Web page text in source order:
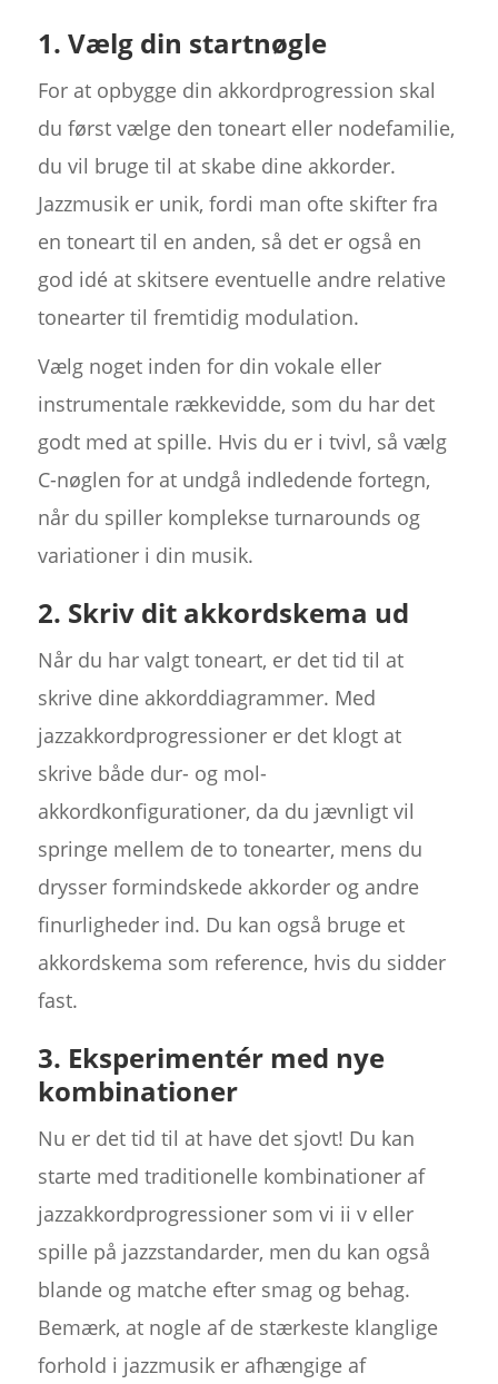
1. Vælg din startnøgle
For at opbygge din akkordprogression skal
du først vælge den toneart eller nodefamilie,
du vil bruge til at skabe dine akkorder.
Jazzmusik er unik, fordi man ofte skifter fra
en toneart til en anden, så det er også en
god idé at skitsere eventuelle andre relative
tonearter til fremtidig modulation.
Vælg noget inden for din vokale eller
instrumentale rækkevidde, som du har det
godt med at spille. Hvis du er i tvivl, så vælg
C-nøglen for at undgå indledende fortegn,
når du spiller komplekse turnarounds og
variationer i din musik.
2. Skriv dit akkordskema ud
Når du har valgt toneart, er det tid til at
skrive dine akkorddiagrammer. Med
jazzakkordprogressioner er det klogt at
skrive både dur- og mol-
akkordkonfigurationer, da du jævnligt vil
springe mellem de to tonearter, mens du
drysser formindskede akkorder og andre
finurligheder ind. Du kan også bruge et
akkordskema som reference, hvis du sidder
fast.
3. Eksperimentér med nye
kombinationer
Nu er det tid til at have det sjovt! Du kan
starte med traditionelle kombinationer af
jazzakkordprogressioner som vi ii v eller
spille på jazzstandarder, men du kan også
blande og matche efter smag og behag.
Bemærk, at nogle af de stærkeste klanglige
forhold i jazzmusik er afhængige af